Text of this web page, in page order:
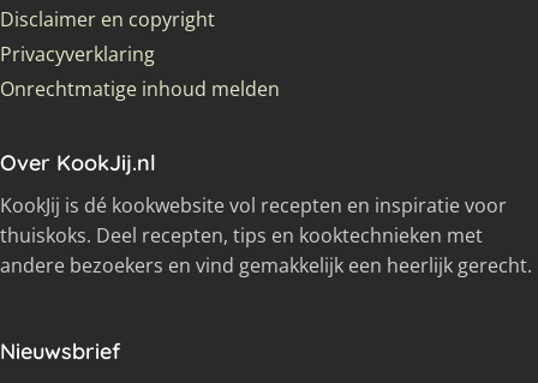
Disclaimer en copyright
Privacyverklaring
Onrechtmatige inhoud melden
Over KookJij.nl
KookJij is dé kookwebsite vol recepten en inspiratie voor
thuiskoks. Deel recepten, tips en kooktechnieken met
andere bezoekers en vind gemakkelijk een heerlijk gerecht.
Nieuwsbrief